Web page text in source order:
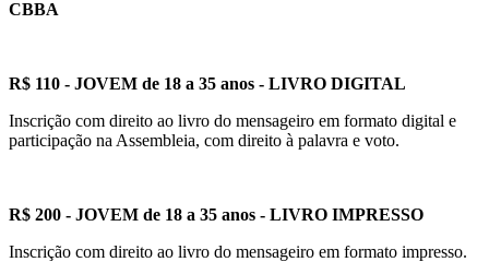
CBBA
R$ 110 - JOVEM de 18 a 35 anos - LIVRO DIGITAL
Inscrição com direito ao livro do mensageiro em formato digital e
participação na Assembleia, com direito à palavra e voto.
R$ 200 - JOVEM de 18 a 35 anos - LIVRO IMPRESSO
Inscrição com direito ao livro do mensageiro em formato impresso.